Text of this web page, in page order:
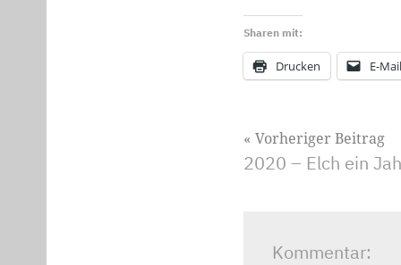
Sharen mit:
Drucken E-Mail
Vorheriger Beitrag
2020 – Elch ein
Kommentar: